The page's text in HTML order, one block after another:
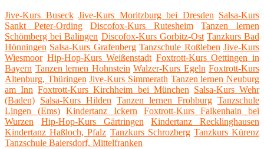
Jive-Kurs Buseck Jive-Kurs Moritzburg bei Dresden Salsa-Kurs
Sankt Peter-Ording
Discofox-Kurs Rutesheim
Tanzen lernen
Schömberg bei Balingen Discofox-Kurs Gorbitz-Ost Tanzkurs Bad
Hönningen Salsa-Kurs Grafenberg Tanzschule Roßleben Jive-Kurs
Wiesmoor Hip-Hop-Kurs Weißenstadt Foxtrott-Kurs Oettingen in
Bayern Tanzen lernen Hohnstein Walzer-Kurs Egeln Foxtrott-Kurs
Altenburg, Thüringen Jive-Kurs Simmerath Tanzen lernen Neuburg
am Inn Foxtrott-Kurs Kirchheim bei München Salsa-Kurs Wehr
(Baden) Salsa-Kurs Hilden Tanzen lernen Frohburg Tanzschule
Lingen (Ems)
Kindertanz Ickern
Foxtrott-Kurs Falkenhain bei
Wurzen
Hip-Hop-Kurs Gärtringen
Kindertanz Recklinghausen
Kindertanz Haßloch, Pfalz Tanzkurs Schrozberg Tanzkurs Kürenz
Tanzschule Baiersdorf, Mittelfranken